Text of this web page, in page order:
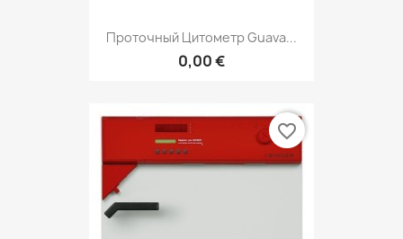
Проточный Цитометр Guava...
0,00 €
favorite_border